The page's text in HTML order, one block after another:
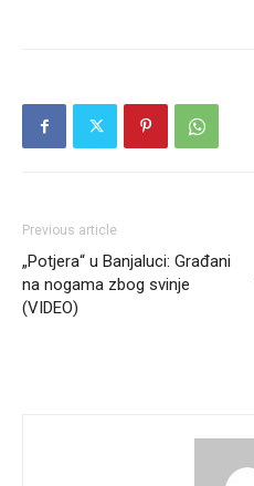
Previous article
„Potjera“ u Banjaluci: Građani
na nogama zbog svinje
(VIDEO)